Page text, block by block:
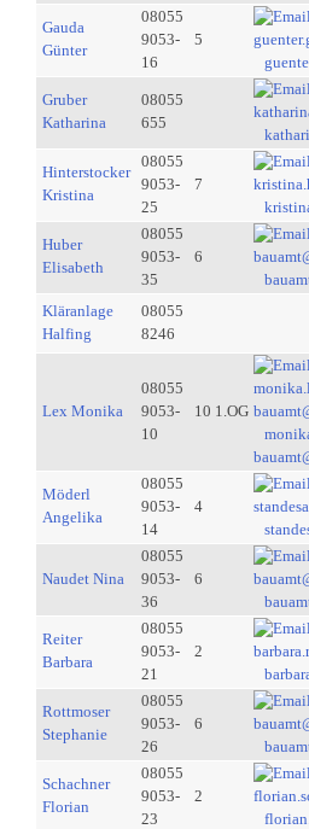
Gauda
Günter
08055
9053-
16
5
Gruber
Katharina
08055
655
Hinterstocker
Kristina
08055
9053-
25
7
Huber
Elisabeth
08055
9053-
35
6
Kläranlage
Halfing
08055
8246
Lex Monika
08055
9053-
10
10 1.OG
Möderl
Angelika
08055
9053-
14
4
Naudet Nina
08055
9053-
36
6
Reiter
Barbara
08055
9053-
21
2
Rottmoser
Stephanie
08055
9053-
26
6
Schachner
Florian
08055
9053-
23
2